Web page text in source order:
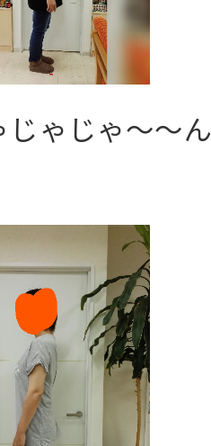
じゃじゃ～～ん